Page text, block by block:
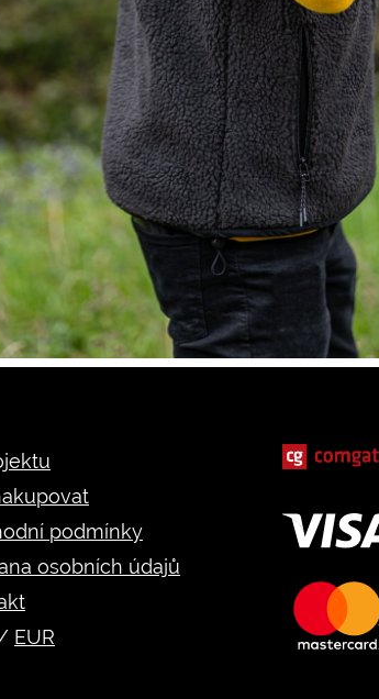
podmínky
osobních údajů
EUR